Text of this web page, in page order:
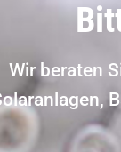
Wir beraten